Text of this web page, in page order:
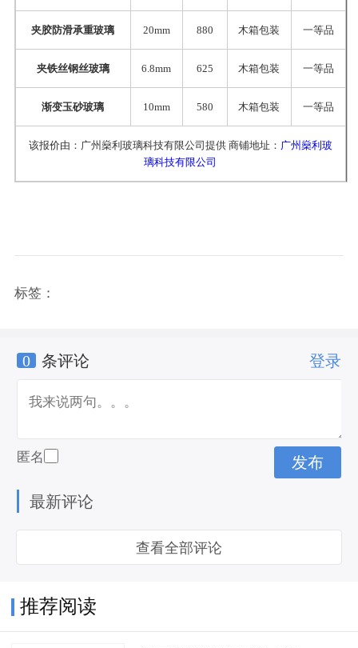
夹胶防滑承重玻璃 20mm 880 木箱包装 一等品
夹铁丝钢丝玻璃 6.8mm 625 木箱包装 一等品
渐变玉砂玻璃 10mm 580 木箱包装 一等品
该报价由：广州燊利玻璃科技有限公司提供 商铺地址： 广州燊利玻
璃科技有限公司
标签：
0 条评论 登录
匿名
最新评论
查看全部评论
推荐阅读